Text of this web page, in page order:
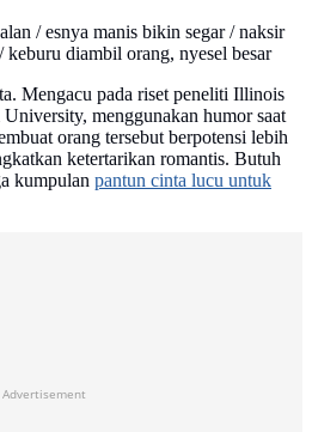
/ esnya manis bikin segar / naksir
keburu diambil orang, nyesel besar
Mengacu pada riset peneliti Illinois
menggunakan humor saat
orang tersebut berpotensi lebih
ketertarikan romantis. Butuh
kumpulan pantun cinta lucu untuk
Advertisement